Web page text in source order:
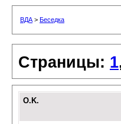
ВДА > Беседка
Страницы: 1
O.K.